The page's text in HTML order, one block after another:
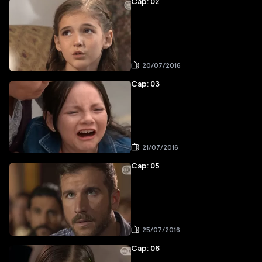
Cap: 02
20/07/2016
Cap: 03
21/07/2016
Cap: 05
25/07/2016
Cap: 06